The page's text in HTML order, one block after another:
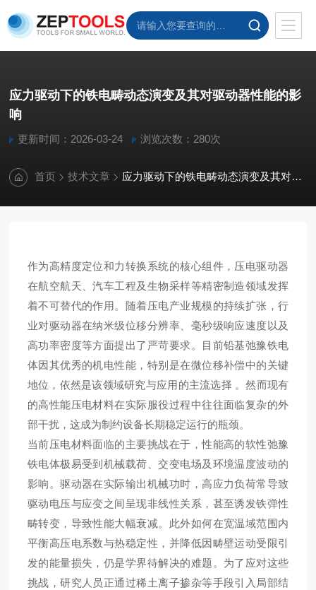
应力驱动下的铁电畴动态演变及其对驱动器性能的影
响
更新时间：2026-03-24 浏览次数：280次
首页 技术文章 应力驱动下的铁电畴动态演变及其对驱动器性能的影响
作为高精度定位和力转换系统的核心组件，压电驱动器
在航空航天、汽车工程及生物采样等精密制造领域发挥
着不可替代的作用 。随着压电产业规模的持续扩张，行
业对驱动器在纳米级位移分辨率、毫秒级响应速度以及
高功率密度等方面提出了严苛要求。目前铅基弛豫铁电
体因其优秀的机电性能，特别是在微位移补偿中的关键
地位，依然是该领域研究与应用的主流选择 。然而现有
的高性能压电材料在实际服役过程中往往面临复杂的外
部干扰，这成为制约设备长期稳定运行的瓶颈。
当前压电材料面临的主要挑战在于，性能高的软性弛豫
铁电体极易受到机械载荷、交变电场及环境温度波动的
影响 。驱动器在实际输出机械功时，高应力负荷常导致
驱动电压与应变之间呈现非线性关系，甚至诱发铁弹性
畴转变，导致性能大幅衰减。此外如何在宽温域范围内
平衡高压电系数与热稳定性，并降低因畴壁运动受限引
发的能量损失，仍是学界待解决的难题 。为了应对这些
挑战，研究人员正通过稀土离子掺杂等手段引入局部结